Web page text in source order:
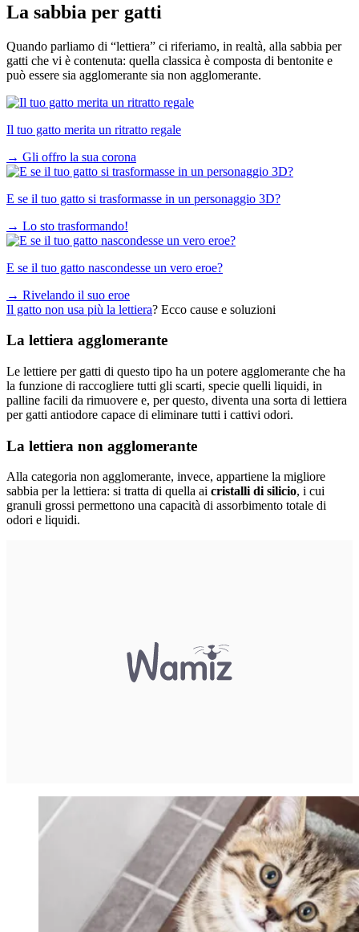
La sabbia per gatti
Quando parliamo di “lettiera” ci riferiamo, in realtà, alla sabbia per
gatti che vi è contenuta: quella classica è composta di bentonite e
può essere sia agglomerante sia non agglomerante.
Il tuo gatto merita un ritratto regale
→ Gli offro la sua corona
E se il tuo gatto si trasformasse in un personaggio 3D?
→ Lo sto trasformando!
E se il tuo gatto nascondesse un vero eroe?
→ Rivelando il suo eroe
Il gatto non usa più la lettiera? Ecco cause e soluzioni
La lettiera agglomerante
Le lettiere per gatti di questo tipo ha un potere agglomerante che ha
la funzione di raccogliere tutti gli scarti, specie quelli liquidi, in
palline facili da rimuovere e, per questo, diventa una sorta di lettiera
per gatti antiodore capace di eliminare tutti i cattivi odori.
La lettiera non agglomerante
Alla categoria non agglomerante, invece, appartiene la migliore
sabbia per la lettiera: si tratta di quella ai cristalli di silicio, i cui
granuli grossi permettono una capacità di assorbimento totale di
odori e liquidi.